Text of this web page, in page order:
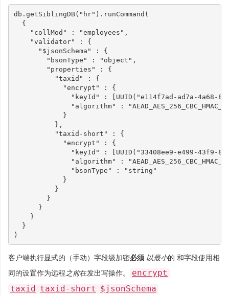
db . getSiblingDB( "hr" ). runCommand (
{
"collMod"
: "employees" ,
"validator"
:
{
"$jsonSchema"
:
{
"bsonType"
: "object" ,
"properties"
:
{
"taxid"
:
{
"encrypt"
:
{
"keyId"
: [ UUID ( "e114f7ad-ad7a-4a68-
"algorithm"
:
}
},
"taxid-short"
:
{
"encrypt"
:
{
"keyId"
: [ UUID ( "33408ee9-e499-43f9-
"algorithm"
:
"bsonType"
:
"string"
}
}
}
}
}
}
)
客户端执行显式的（手动）字段级加密必须 以最小的 和字段使用相
同的设置作为远程 之前在发出写操作。
encrypt
taxid taxid-short $jsonSchema